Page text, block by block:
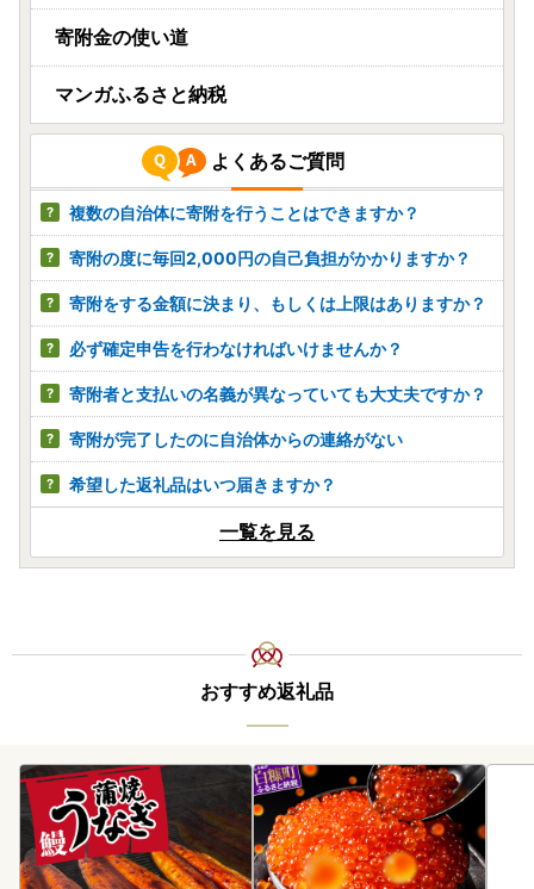
寄附金の使い道
マンガふるさと納税
よくあるご質問
複数の自治体に寄附を行うことはできますか？
寄附の度に毎回2,000円の自己負担がかかりますか？
寄附をする金額に決まり、もしくは上限はありますか？
必ず確定申告を行わなければいけませんか？
寄附者と支払いの名義が異なっていても大丈夫ですか？
寄附が完了したのに自治体からの連絡がない
希望した返礼品はいつ届きますか？
一覧を見る
おすすめ返礼品